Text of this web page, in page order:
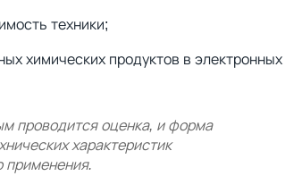
техники;
химических продуктов в электронных
проводится оценка, и форма
характеристик
применения.